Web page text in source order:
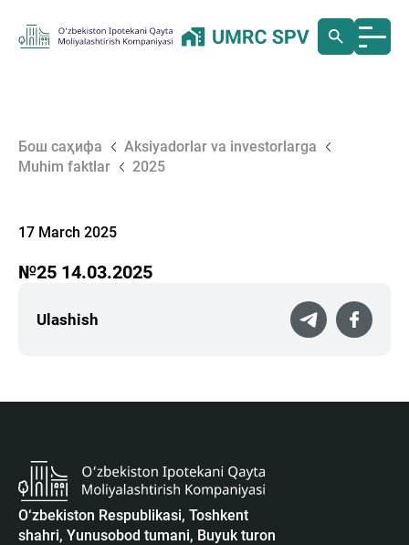
Бош саҳифа
Aksiyadorlar va investorlarga
Muhim faktlar
2025
17 March 2025
№25 14.03.2025
Ulashish
O‘zbekiston Respublikasi, Toshkent
shahri, Yunusobod tumani, Buyuk turon